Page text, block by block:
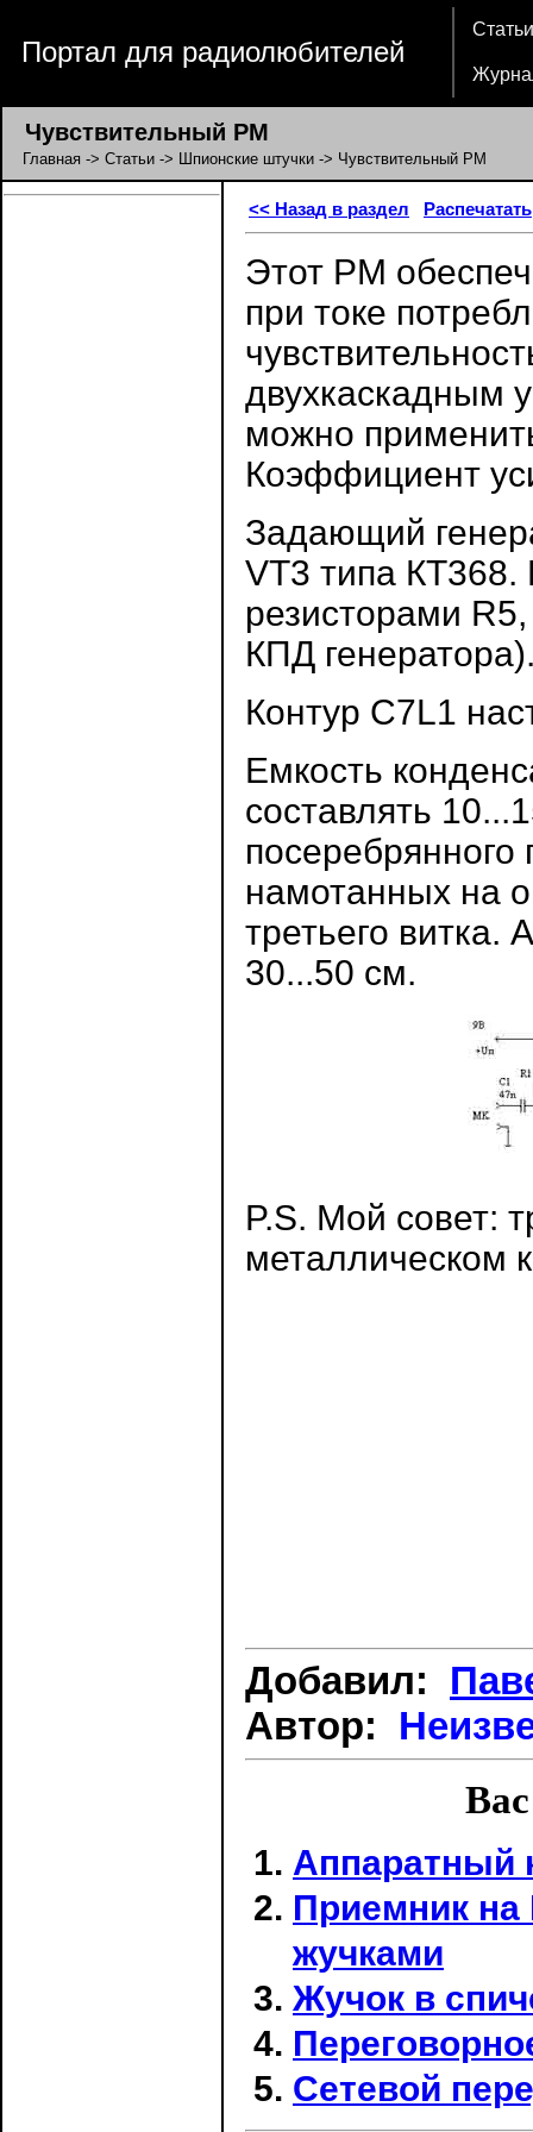
Портал для радиолюбителей
Статьи
Чувствительный РМ
Главная -> Статьи -> Шпионские штучки -> Чувствительный РМ
<< Назад в раздел Распечатать
Этот РМ
при токе
двухкаскадным
можно
Коэффициент
Задающий
VT3 типа КТ368.
резисторами
КПД
Контур C7L1
Емкость
составлять
намотанных на
третьего витка.
30...50 см.
P.S. Мой совет:
металлическом
Добавил:
Автор:
Аппаратный
Приемник на
жучками
Жучок в
Сетевой